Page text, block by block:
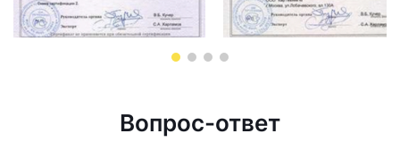
Вопрос-ответ